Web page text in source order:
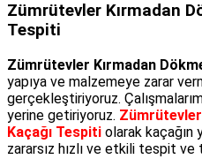
Zümrütevler Kırmadan
Tespiti
Zümrütevler Kırmadan
yapıya ve malzemeye zarar
gerçekleştiriyoruz.
yerine getiriyoruz. Zümrütevler
Kaçağı Tespiti olarak kaçağın
zararsız hızlı ve etkili tespit